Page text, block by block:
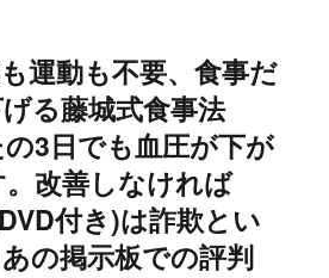
も運動も不要、食事だ
る藤城式食事法
3日でも血圧が下が
改善しなければ
付き)は詐欺とい
の掲示板での評判